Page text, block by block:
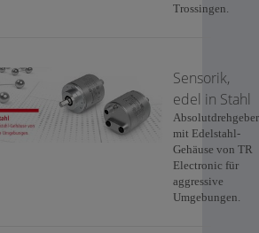
Trossingen.
Sensorik,
edel in Stahl
Absolutdrehgeber
mit Edelstahl-
Gehäuse von TR
Electronic für
aggressive
Umgebungen.